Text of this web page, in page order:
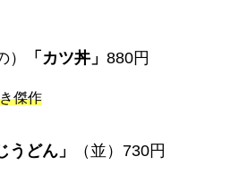
） 「カツ丼」 880円
傑作
うどん」 （並）730円